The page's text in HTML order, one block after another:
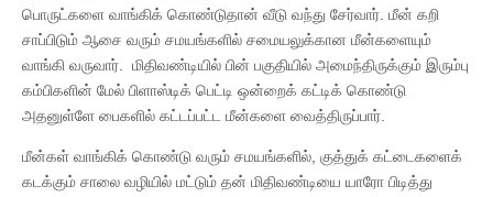
பொருட்களை வாங்கிக் கொண்டுதான் வீடு வந்து சேர்வார். மீன் கறி
சாப்பிடும் ஆசை வரும் சமயங்களில் சமையலுக்கான மீன்களையும்
வாங்கி வருவார். மிதிவண்டியில் பின் பகுதியில் அமைந்திருக்கும் இரும்பு
கம்பிகளின் மேல் பிளாஸ்டிக் பெட்டி ஒன்றைக் கட்டிக் கொண்டு
அதனுள்ளே பைகளில் கட்டப்பட்ட மீன்களை வைத்திருப்பார்.
மீன்கள் வாங்கிக் கொண்டு வரும் சமயங்களில், குத்துக் கட்டைகளைக்
கடக்கும் சாலை வழியில் மட்டும் தன் மிதிவண்டியை யாரோ பிடித்து